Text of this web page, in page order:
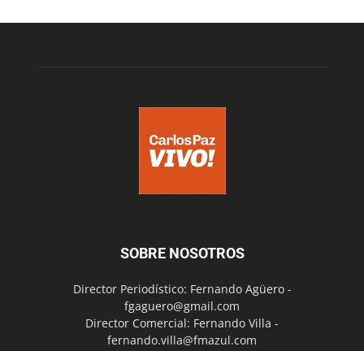
SOBRE NOSOTROS
Director Periodístico: Fernando Agüero -
fgaguero@gmail.com
Director Comercial: Fernando Villa -
fernando.villa@fmazul.com